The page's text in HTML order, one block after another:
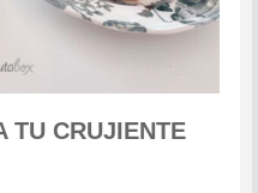
TU CRUJIENTE